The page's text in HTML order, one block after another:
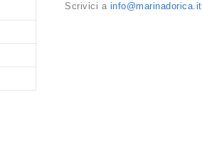
Scrivici a info@marinadorica.it